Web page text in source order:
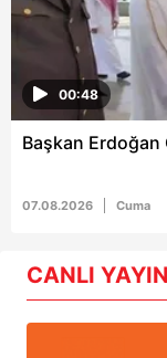
00:48
Başkan Erdoğan
07.08.2026 Cuma
CANLI YAYIN